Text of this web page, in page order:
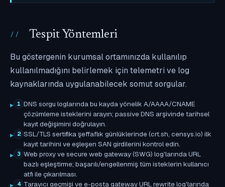
Tespit Yöntemleri
Bu göstergenin kurumsal ortamınızda kullanılıp
kullanılmadığını belirlemek için telemetri ve log
kaynaklarında uygulanabilecek somut sorgular.
1 DNS sorgu loglarında bu kayda yönelik A/AAAA/CNAME
çözümleme isteklerini arayın; passive DNS arşivinde tarihsel
kayıt değişimini doğrulayın.
2 SSL/TLS sertifika şeffaflık günlüklerinde (crt.sh, censys.io) ilk
kayıt tarihini ve eşleşen SAN girdilerini kontrol edin.
3 Web proxy ve secure web gateway (SWG) log'larında URL
bazlı eşleştirme; başarılı/engellenmiş tüm isteklerin kullanıcı
atfı ile çıkarılması.
4 Tarayıcı geçmişi ve e-posta gateway URL rewrite log'larında